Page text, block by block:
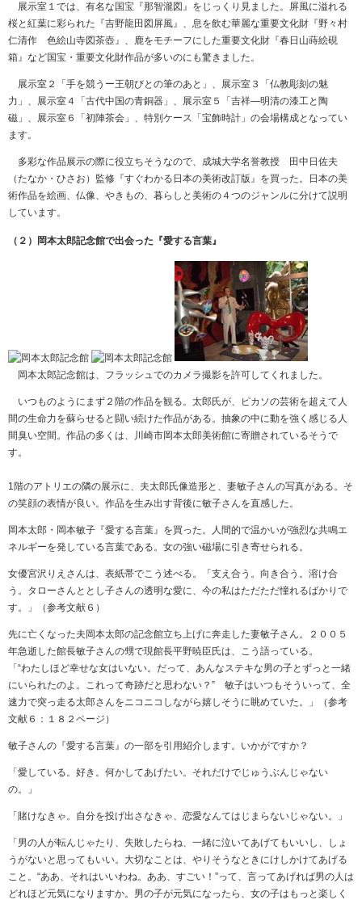
展示室１では、有名な国宝『那智瀧図』をじっくり見ました。屏風に溢れる
桜と紅葉に彩られた『吉野龍田図屏風』、息を飲む華麗な重要文化財『野々村
仁清作 色絵山寺図茶壺』、鹿をモチーフにした重要文化財『春日山蒔絵硯
箱』など国宝・重要文化財作品が多いのにも驚きました。
展示室２「手を競うー王朝びとの筆のあと」、展示室３「仏教彫刻の魅
力」、展示室４「古代中国の青銅器」、展示室５「吉祥―明清の漆工と陶
磁」、展示室６「初陣茶会」、特別ケース「宝飾時計」の会場構成となってい
ます。
多彩な作品展示の際に役立ちそうなので、成城大学名誉教授 田中日佐夫
（たなか・ひさお）監修『すぐわかる日本の美術改訂版』を買った。日本の美
術作品を絵画、仏像、やきもの、暮らしと美術の４つのジャンルに分けて説明
しています。
（２）岡本太郎記念館で出会った『愛する言葉』
岡本太郎記念館は、フラッシュでのカメラ撮影を許可してくれました。
いつものようにまず２階の作品を観る。太郎氏が、ピカソの芸術を超えて人
間の生命力を蘇らせると闘い続けた作品がある。抽象の中に動を強く感じる人
間臭い空間。作品の多くは、川崎市岡本太郎美術館に寄贈されているそうで
す。
1階のアトリエの隣の展示に、夫太郎氏像造形と、妻敏子さんの写真がある。そ
の笑顔の表情が良い。作品を生み出す背後に敏子さんを直感した。
岡本太郎・岡本敏子『愛する言葉』を買った。人間的で温かいが強烈な共鳴エ
ネルギーを発している言葉である。女の強い磁場に引き寄せられる。
女優宮沢りえさんは、表紙帯でこう述べる。「支え合う。向き合う。溶け合
う。タローさんととし子さんの透明な愛に、今の私はただただ憧れるばかりで
す。」（参考文献６）
先に亡くなった夫岡本太郎の記念館立ち上げに奔走した妻敏子さん。２００５
年急逝した館長敏子さんの甥で現館長平野暁臣氏は、こう語っている。
「“わたしほど幸せな女はいない。だって、あんなステキな男の子とずっと一緒
にいられたのよ。これって奇跡だと思わない？” 敏子はいつもそういって、全
速力で突っ走る太郎さんをニコニコしながら嬉しそうに眺めていた。」（参考
文献６：１８２ページ）
敏子さんの『愛する言葉』の一部を引用紹介します。いかがですか？
「愛している。好き。何かしてあげたい。それだけでじゅうぶんじゃない
の。」
「賭けなきゃ。自分を投げ出さなきゃ、恋愛なんてはじまらないじゃない。」
「男の人が転んじゃたり、失敗したらね、一緒に泣いてあげてもいいし、しょ
うがないと思ってもいい。大切なことは、やりそうなときにけしかけてあげる
こと。“ああ、それはいいわね。ああ、すごい！”って、言ってあげれば男の人は
どれほど元気になりますか。男の子が元気になったら、女の子はもっと楽しく